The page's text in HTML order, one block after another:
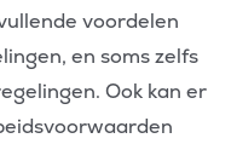
voordelen
en soms zelfs
Ook kan er